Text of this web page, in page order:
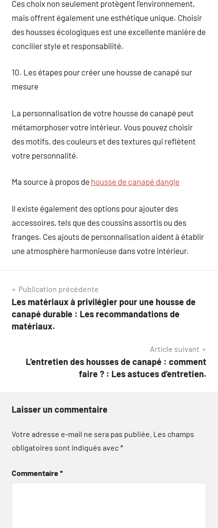
Ces choix non seulement protègent l’environnement,
mais offrent également une esthétique unique. Choisir
des housses écologiques est une excellente manière de
concilier style et responsabilité.
10. Les étapes pour créer une housse de canapé sur
mesure
La personnalisation de votre housse de canapé peut
métamorphoser votre intérieur. Vous pouvez choisir
des motifs, des couleurs et des textures qui reflètent
votre personnalité.
Ma source à propos de housse de canapé dangle
Il existe également des options pour ajouter des
accessoires, tels que des coussins assortis ou des
franges. Ces ajouts de personnalisation aident à établir
une atmosphère harmonieuse dans votre intérieur.
Navigation
de
l’article
Publication précédente
Les matériaux à privilégier pour une housse de
canapé durable : Les recommandations de
matériaux.
Article suivant
L’entretien des housses de canapé : comment
faire ? : Les astuces d’entretien.
Laisser un commentaire
Votre adresse e-mail ne sera pas publiée. Les champs
obligatoires sont indiqués avec*
Commentaire*